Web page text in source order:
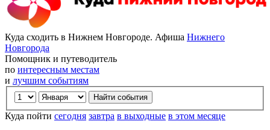
Куда сходить в Нижнем Новгороде. Афиша Нижнего
Новгорода
Помощник и путеводитель
по интересным местам
и лучшим событиям
Куда пойти сегодня завтра в выходные в этом месяце